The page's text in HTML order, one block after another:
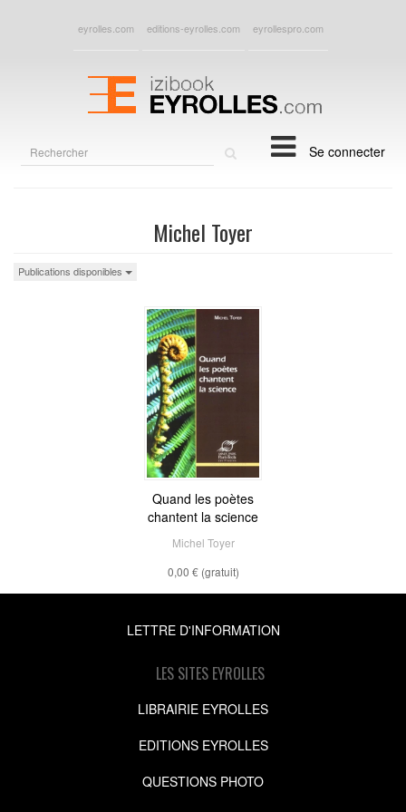
eyrolles.com editions-eyrolles.com eyrollespro.com
Se connecter
Michel Toyer
Publications disponibles
Quand les poètes
chantent la science
Michel Toyer
0,00 € (gratuit)
LETTRE D'INFORMATION
LES SITES EYROLLES
LIBRAIRIE EYROLLES
EDITIONS EYROLLES
QUESTIONS PHOTO